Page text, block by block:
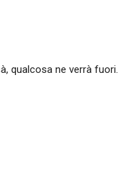
qualcosa ne verrà fuori.